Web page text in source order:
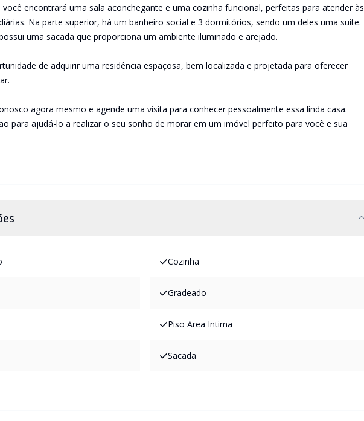
encontrará uma sala aconchegante e uma cozinha funcional, perfeitas para atender às
Na parte superior, há um banheiro social e 3 dormitórios, sendo um deles uma suíte.
uma sacada que proporciona um ambiente iluminado e arejado.
de adquirir uma residência espaçosa, bem localizada e projetada para oferecer
agora mesmo e agende uma visita para conhecer pessoalmente essa linda casa.
para ajudá-lo a realizar o seu sonho de morar em um imóvel perfeito para você e sua
Cozinha
Gradeado
Piso Area Intima
Sacada